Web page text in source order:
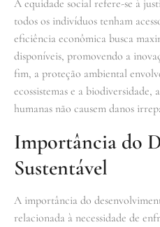
A equidade social refere-se à
todos os indivíduos tenham
eficiência econômica busca
disponíveis, promovendo a
fim, a proteção ambiental
ecossistemas e a biodiversidade,
humanas não causem danos
Importância do
Sustentável
A importância do
relacionada à necessidade de